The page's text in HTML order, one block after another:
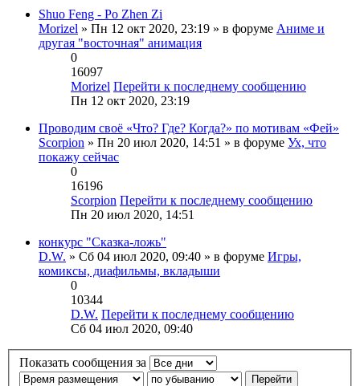
Shuo Feng - Po Zhen Zi
Morizel » Пн 12 окт 2020, 23:19 » в форуме Аниме и
другая "восточная" анимация
0
16097
Morizel Перейти к последнему сообщению
Пн 12 окт 2020, 23:19
Проводим своё «Что? Где? Когда?» по мотивам «Фей»
Scorpion » Пн 20 июл 2020, 14:51 » в форуме Ух, что
покажу сейчас
0
16196
Scorpion Перейти к последнему сообщению
Пн 20 июл 2020, 14:51
конкурс "Сказка-ложь"
D.W. » Сб 04 июл 2020, 09:40 » в форуме Игры,
комиксы, диафильмы, вкладыши
0
10344
D.W. Перейти к последнему сообщению
Сб 04 июл 2020, 09:40
Показать сообщения за